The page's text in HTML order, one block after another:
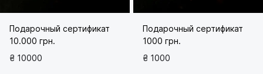
Подарочный сертификат
10.000 грн.
₴ 10000
Подарочный сертификат
1000 грн.
₴ 1000